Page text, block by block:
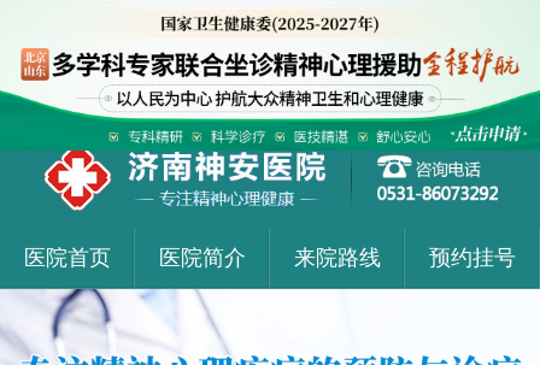
医院首页 医院简介 来院路线 预约挂号